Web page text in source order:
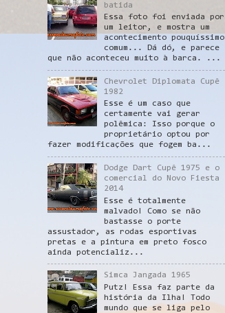
batida
Essa foto foi enviada por
um leitor, e mostra um
acontecimento pouquíssimo
comum... Dá dó, e parece
que não aconteceu muito à barca. ...
Chevrolet Diplomata Cupê
1982
Esse é um caso que
certamente vai gerar
polêmica: Isso porque o
proprietário optou por
fazer modificações que fogem ba...
Dodge Dart Cupê 1975 e o
comercial do Novo Fiesta
2014
Esse é totalmente
malvado! Como se não
bastasse o porte
assustador, as rodas esportivas
pretas e a pintura em preto fosco
ainda potencializ...
Simca Jangada 1965
Putz! Essa faz parte da
história da Ilha! Todo
mundo que se liga pelo